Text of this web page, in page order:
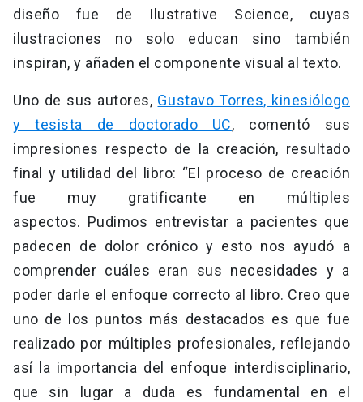
diseño fue de Ilustrative Science, cuyas
ilustraciones no solo educan sino también
inspiran, y añaden el componente visual al texto.
Uno de sus autores, Gustavo Torres, kinesiólogo
y tesista de doctorado UC, comentó sus
impresiones respecto de la creación, resultado
final y utilidad del libro: “El proceso de creación
fue muy gratificante en múltiples
aspectos. Pudimos entrevistar a pacientes que
padecen de dolor crónico y esto nos ayudó a
comprender cuáles eran sus necesidades y a
poder darle el enfoque correcto al libro. Creo que
uno de los puntos más destacados es que fue
realizado por múltiples profesionales, reflejando
así la importancia del enfoque interdisciplinario,
que sin lugar a duda es fundamental en el